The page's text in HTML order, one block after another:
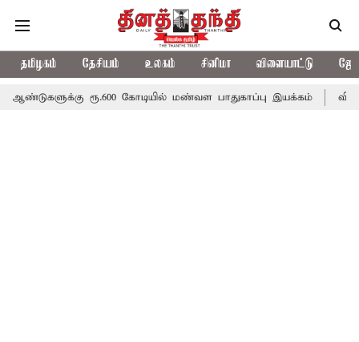
தமிழகம் தேசியம் உலகம் சினிமா விளையாட்டு
ரூ.600 கோடியில் மண்வள பாதுகாப்பு இயக்கம்